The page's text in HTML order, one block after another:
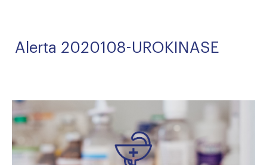
Alerta 2020108-UROKINASE